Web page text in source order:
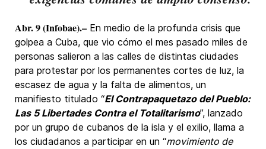
Abr. 9 (Infobae).– En medio de la profunda crisis que
golpea a Cuba, que vio cómo el mes pasado miles de
personas salieron a las calles de distintas ciudades
para protestar por los permanentes cortes de luz, la
escasez de agua y la falta de alimentos, un
manifiesto titulado “El Contrapaquetazo del Pueblo:
Las 5 Libertades Contra el Totalitarismo”, lanzado
por un grupo de cubanos de la isla y el exilio, llama a
los ciudadanos a participar en un “movimiento de